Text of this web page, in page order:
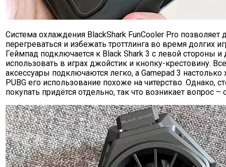
Система охлаждения BlackShark FunCooler Pro позволяет
перегреваться и избежать троттлинга во время долгих
Геймпад подключается к Black Shark 3 с левой стороны
использовать в играх джойстик и кнопку-крестовину.
аксессуары подключаются легко, а Gamepad 3
PUBG его использование похоже на читерство. Однако,
покупать придётся отдельно, так что возникает вопрос –